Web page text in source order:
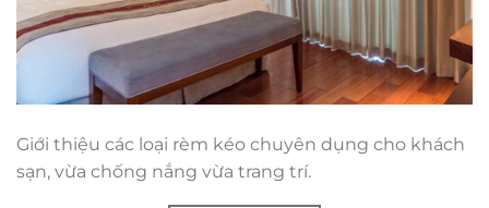
Giới thiệu các loại rèm kéo chuyên dụng cho khách
sạn, vừa chống nắng vừa trang trí.